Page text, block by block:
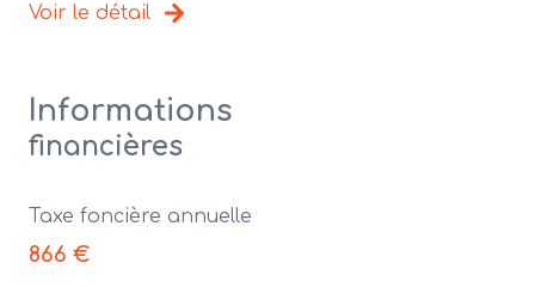
Voir le détail
Informations
financières
Taxe foncière annuelle
866 €